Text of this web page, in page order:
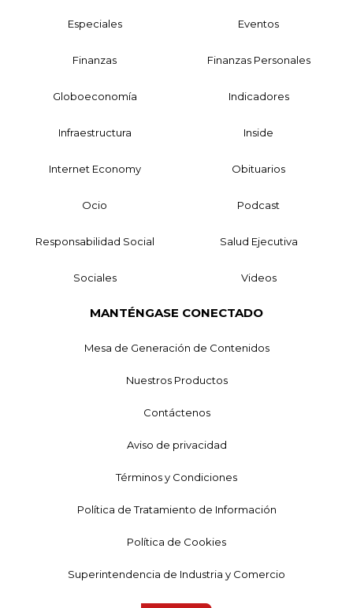
Especiales Eventos
Finanzas Finanzas Personales
Globoeconomía Indicadores
Infraestructura Inside
Internet Economy Obituarios
Ocio Podcast
Responsabilidad Social Salud Ejecutiva
Sociales Videos
MANTÉNGASE CONECTADO
Mesa de Generación de Contenidos
Nuestros Productos
Contáctenos
Aviso de privacidad
Términos y Condiciones
Política de Tratamiento de Información
Política de Cookies
Superintendencia de Industria y Comercio